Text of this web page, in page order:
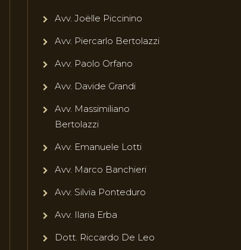
Avv. Joëlle Piccinino
Avv. Piercarlo Bertolazzi
Avv. Paolo Orfano
Avv. Davide Grandi
Avv. Massimiliano
Bertolazzi
Avv. Emanuele Lotti
Avv. Marco Banchieri
Avv. Silvia Ponteduro
Avv. Ilaria Erba
Dott. Riccardo De Leo